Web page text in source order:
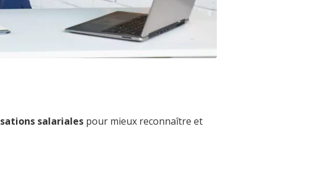
salariales pour mieux reconnaître et